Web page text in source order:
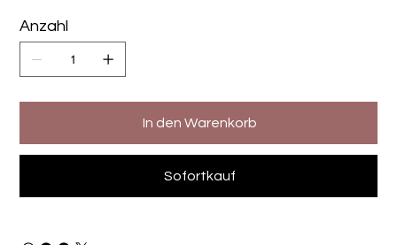
Anzahl
In den Warenkorb
Sofortkauf